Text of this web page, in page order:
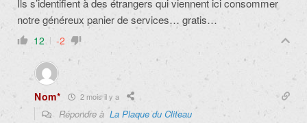
Ils s’identifient à des étrangers qui viennent ici consommer
notre généreux panier de services… gratis…
12 -2
Nom* 2 mois il y a
Répondre à La Plaque du Cliteau